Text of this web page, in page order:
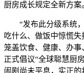
厨房成长规定全新方案
“发布此分级系统，
吃什么、做饭中惊慌
笼盖饮食、健康、办
正式倡议“全球聪慧厨
闹剧尚未平息，实正